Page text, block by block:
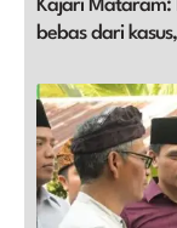
Kajari Mataram:
bebas dari